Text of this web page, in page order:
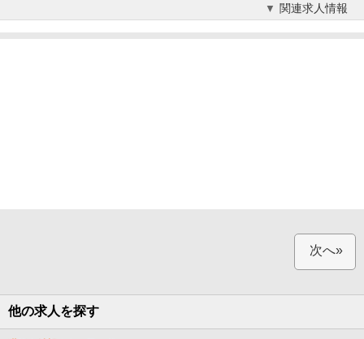
関連求人情報
次へ»
他の求人を探す